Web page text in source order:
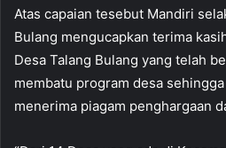
Atas capaian tesebut Mandiri
Bulang mengucapkan terima
Desa Talang Bulang yang telah
membatu program desa
menerima piagam penghargaan